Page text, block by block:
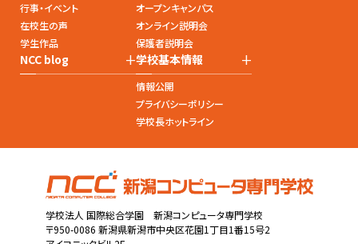
行事・イベント
在校生の声
学生作品
オープンキャンパス
オンライン説明会
保護者説明会
NCC blog +学校基本情報 +
情報公開
プライバシーポリシー
学校長ホットライン
学校法人 国際総合学園 新潟コンピュータ専門学校
〒950-0086 新潟県新潟市中央区花園1丁目1番15号2